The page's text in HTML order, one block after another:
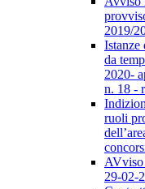
2019/
Istanze
da
2020-
n. 18 -
ruoli
AVviso
29-02-